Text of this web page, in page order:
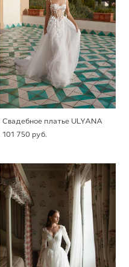
Свадебное платье ULYANA
101 750 pуб.